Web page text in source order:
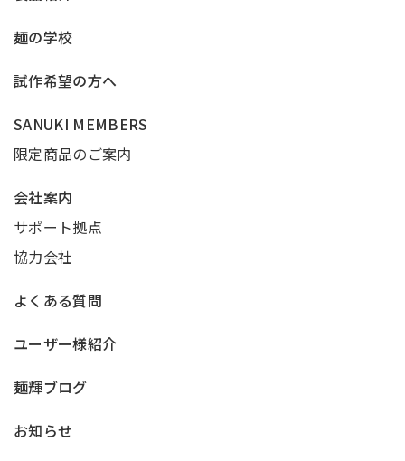
麺の学校
試作希望の方へ
SANUKI MEMBERS
限定商品のご案内
会社案内
サポート拠点
協力会社
よくある質問
ユーザー様紹介
麺輝ブログ
お知らせ